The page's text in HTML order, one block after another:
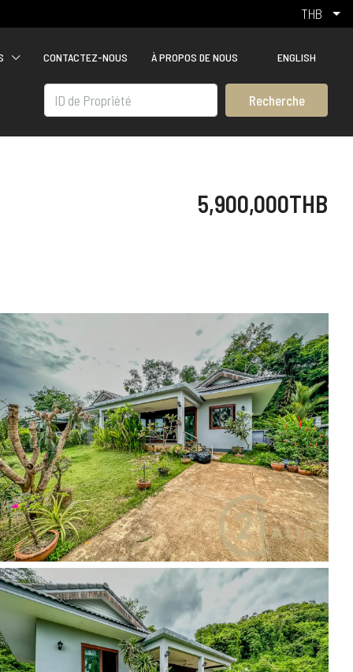
THB
CONTACTEZ-NOUS À PROPOS DE NOUS ENGLISH
Recherche
5,900,000THB